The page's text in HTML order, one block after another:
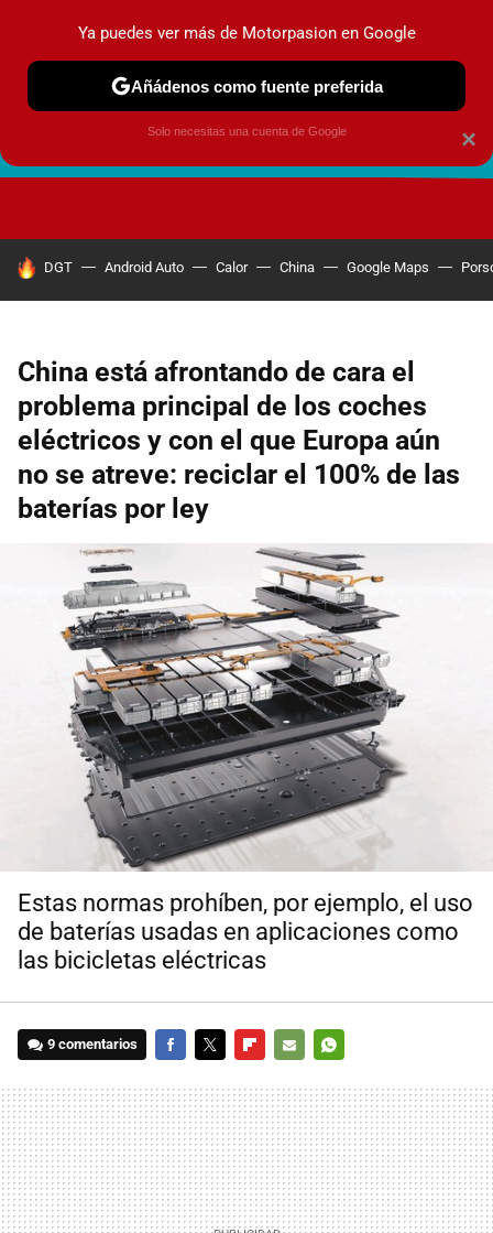
HOY SE HABLA DE
DGT Android Auto Calor China Google Maps
China está afrontando de cara el
problema principal de los coches
eléctricos y con el que Europa aún
no se atreve: reciclar el 100% de las
baterías por ley
Estas normas prohíben, por ejemplo, el uso
de baterías usadas en aplicaciones como
las bicicletas eléctricas
9 comentarios
MAIL
×
Ya puedes ver más de Motorpasion en Google
Añádenos como fuente preferida
Solo necesitas una cuenta de Google